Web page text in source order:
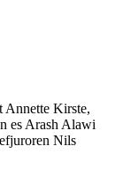
Annette Kirste,
es Arash Alawi
Nils